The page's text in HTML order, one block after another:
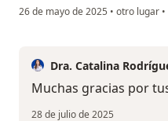
26 de mayo de 2025 • otro lugar •
Dra. Catalina
Muchas gracias por
28 de julio de 2025